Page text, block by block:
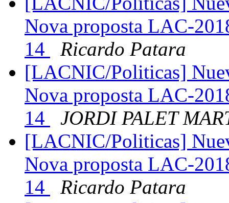
Nova proposta LAC-
14
Ricardo Patara
[LACNIC/Politicas]
Nova proposta LAC-
14
JORDI PALET
[LACNIC/Politicas]
Nova proposta LAC-
14
Ricardo Patara